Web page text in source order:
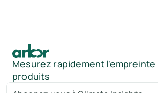
Mesurez rapidement
produits